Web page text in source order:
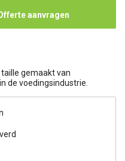
aanvragen
gemaakt van
de voedingsindustrie.